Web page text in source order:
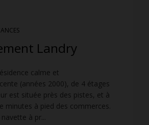
Landry
calme et
(années 2000), de 4 étages
est située près des pistes, et à
minutes à pied des commerces.
à pr...